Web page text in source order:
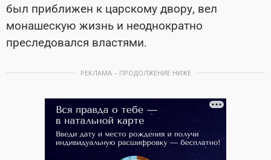
был приближен к царскому двору, вел
монашескую жизнь и неоднократно
преследовался властями.
РЕКЛАМА – ПРОДОЛЖЕНИЕ НИЖЕ